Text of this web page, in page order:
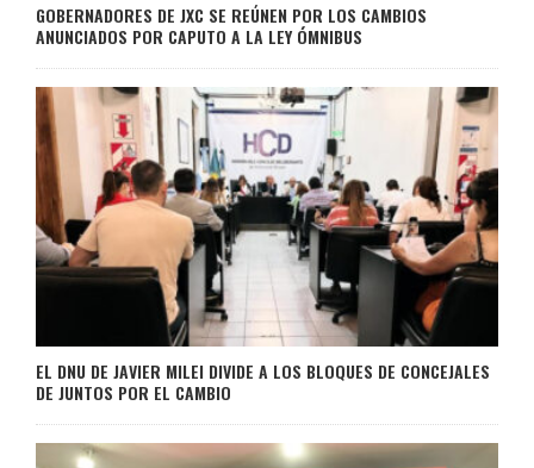
GOBERNADORES DE JXC SE REÚNEN POR LOS CAMBIOS
ANUNCIADOS POR CAPUTO A LA LEY ÓMNIBUS
EL DNU DE JAVIER MILEI DIVIDE A LOS BLOQUES DE CONCEJALES
DE JUNTOS POR EL CAMBIO